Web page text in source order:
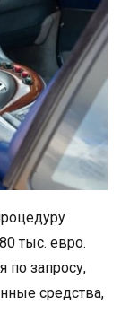
тыс. евро.
по запросу,
средства,